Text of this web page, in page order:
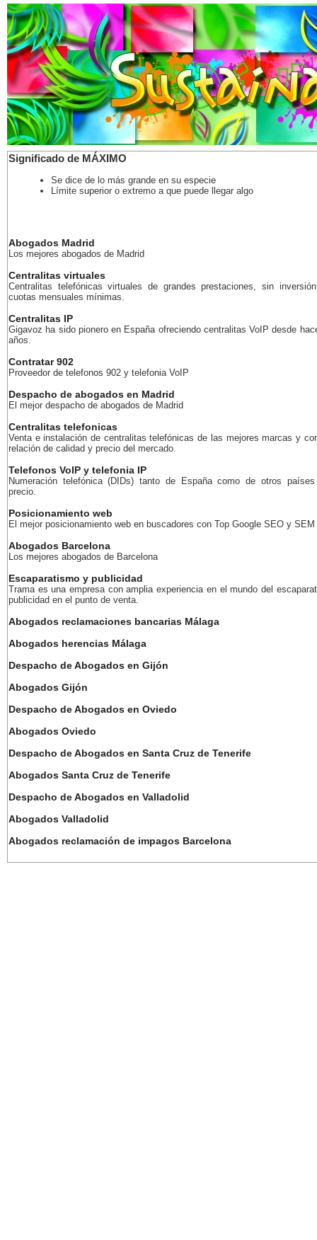
Significado de MÁXIMO
Se dice de lo más grande en su especie
Límite superior o extremo a que puede llegar algo
Abogados Madrid
Los mejores abogados de Madrid
Centralitas virtuales
Centralitas telefónicas virtuales de grandes prestaciones, sin
cuotas mensuales mínimas.
Centralitas IP
Gigavoz ha sido pionero en España ofreciendo centralitas VoIP desde
años.
Contratar 902
Proveedor de telefonos 902 y telefonia VoIP
Despacho de abogados en Madrid
El mejor despacho de abogados de Madrid
Centralitas telefonicas
Venta e instalación de centralitas telefónicas de las mejores marcas y
relación de calidad y precio del mercado.
Telefonos VoIP y telefonia IP
Numeración telefónica (DIDs) tanto de España como de otros
precio.
Posicionamiento web
El mejor posicionamiento web en buscadores con Top Google SEO y SEM
Abogados Barcelona
Los mejores abogados de Barcelona
Escaparatismo y publicidad
Trama es una empresa con amplia experiencia en el mundo del
publicidad en el punto de venta.
Abogados reclamaciones bancarias Málaga
Abogados herencias Málaga
Despacho de Abogados en Gijón
Abogados Gijón
Despacho de Abogados en Oviedo
Abogados Oviedo
Despacho de Abogados en Santa Cruz de Tenerife
Abogados Santa Cruz de Tenerife
Despacho de Abogados en Valladolid
Abogados Valladolid
Abogados reclamación de impagos Barcelona